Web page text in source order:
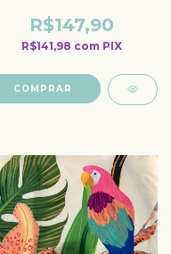
R$147,90
R$141,98 com PIX
COMPRAR